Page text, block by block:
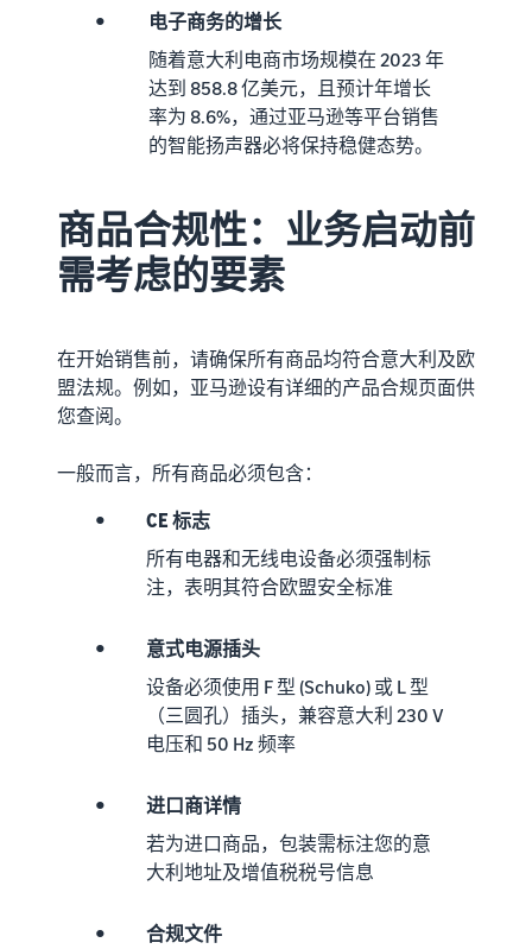
•
电子商务的增长
随着意大利电商市场规模在 2023 年
达到 858.8 亿美元，且预计年增长
率为 8.6%，通过亚马逊等平台销售
的智能扬声器必将保持稳健态势。
商品合规性：业务启动前
需考虑的要素
在开始销售前，请确保所有商品均符合意大利及欧
盟法规。例如，亚马逊设有详细的产品合规页面供
您查阅。
一般而言，所有商品必须包含：
•
CE 标志
所有电器和无线电设备必须强制标
注，表明其符合欧盟安全标准
•
意式电源插头
设备必须使用 F 型 (Schuko) 或 L 型
（三圆孔）插头，兼容意大利 230 V
电压和 50 Hz 频率
•
进口商详情
若为进口商品，包装需标注您的意
大利地址及增值税税号信息
•
合规文件